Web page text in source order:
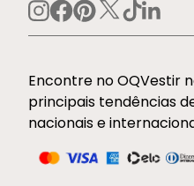
Encontre no OQVestir
principais tendências
nacionais e